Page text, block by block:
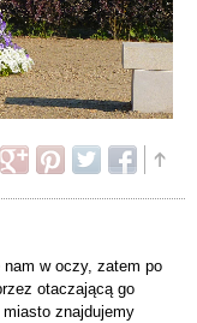
w oczy, zatem po
otaczającą go
znajdujemy